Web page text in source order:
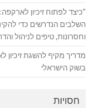
"כיצד לפתוח זיכיון
השלבים הנדרשים כדי
וחסרונות, טיפים לניהול
מדריך מקיף להשגת זיכיון
בשוק הישראלי
חסויות